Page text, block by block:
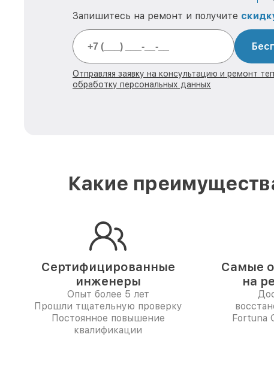
Запишитесь на ремонт и получите
Отправляя заявку на консультацию и ремонт
обработку персональных данных
Какие
Сертифицированные
инженеры
Опыт более 5 лет
Прошли тщательную проверку
Постоянное повышение
квалификации
Самые
на
Fortuna